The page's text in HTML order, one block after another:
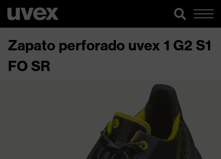
Zapato perforado uvex 1 G2 S1
FO SR